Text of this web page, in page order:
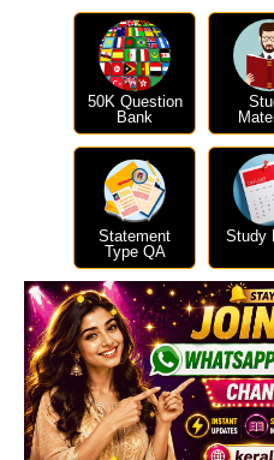
50K Question
Bank
Statement
Type QA
Study